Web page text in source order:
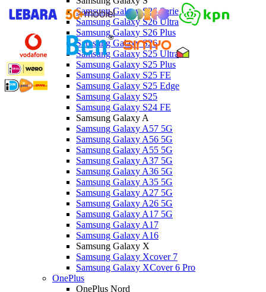
Samsung Galaxy S26 Serie
Samsung Galaxy S26 Ultra
Samsung Galaxy S26 Plus
Samsung Galaxy S26
Samsung Galaxy S25 Ultra
Samsung Galaxy S25 Plus
Samsung Galaxy S25 FE
Samsung Galaxy S25 Edge
Samsung Galaxy S25
Samsung Galaxy S24 FE
Samsung Galaxy A
Samsung Galaxy A57 5G
Samsung Galaxy A56 5G
Samsung Galaxy A55 5G
Samsung Galaxy A37 5G
Samsung Galaxy A36 5G
Samsung Galaxy A35 5G
Samsung Galaxy A27 5G
Samsung Galaxy A26 5G
Samsung Galaxy A17 5G
Samsung Galaxy A17
Samsung Galaxy A16
Samsung Galaxy X
Samsung Galaxy Xcover 7
Samsung Galaxy XCover 6 Pro
OnePlus
OnePlus Nord